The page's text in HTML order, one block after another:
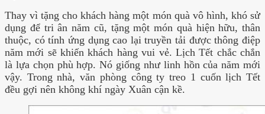
Thay vì tặng cho khách hàng một món quà vô hình, khó sử
dụng để tri ân năm cũ, tặng một món quà hiện hữu, thân
thuộc, có tính ứng dụng cao lại truyền tải được thông điệp
năm mới sẽ khiến khách hàng vui vẻ. Lịch Tết chắc chắn
là lựa chọn phù hợp. Nó giống như linh hồn của năm mới
vậy. Trong nhà, văn phòng công ty treo 1 cuốn lịch Tết
đều gợi nên không khí ngày Xuân cận kề.